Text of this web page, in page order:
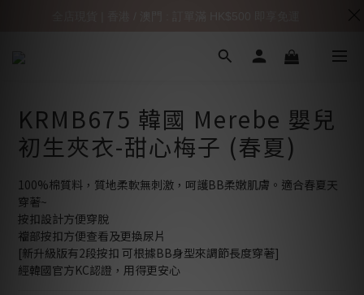
KRMB675 韓國 Merebe 嬰兒
初生夾衣-甜心梅子 (春夏)
100%棉質料，質地柔軟無刺激，呵護BB柔嫩肌膚。適合春夏天
穿著~
按扣設計方便穿脫
襠部按扣方便查看及更換尿片
[新升級版有2段按扣 可根據BB身型來調節長度穿著]
經韓國官方KC認證，用得更安心